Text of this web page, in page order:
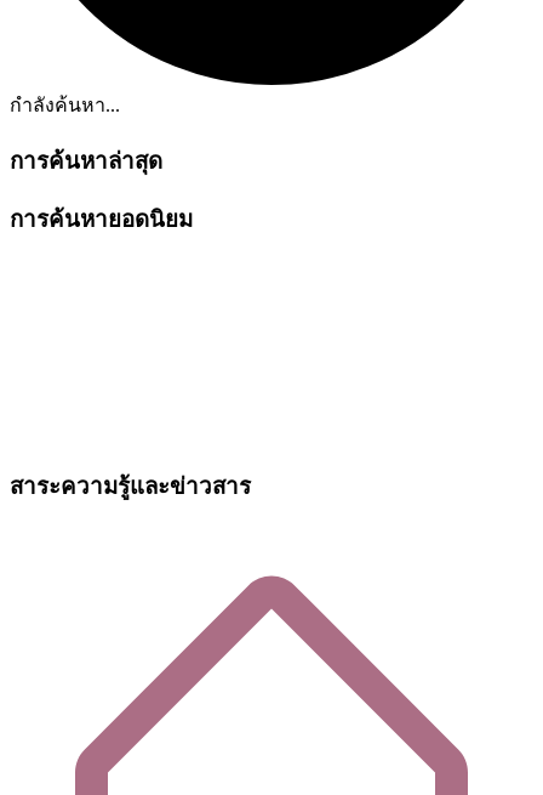
กำลังค้นหา...
การค้นหาล่าสุด
การค้นหายอดนิยม
สาระความรู้และข่าวสาร